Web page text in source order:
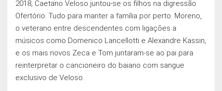
2018, Caetano Veloso juntou-se os filhos na digressão
Ofertório. Tudo para manter a família por perto. Moreno,
o veterano entre descendentes com ligaçōes a
músicos como Domenico Lancellotti e Alexandre Kassin,
e os mais novos Zeca e Tom juntaram-se ao pai para
reinterpretar o cancioneiro do baiano com sangue
exclusivo de Veloso.